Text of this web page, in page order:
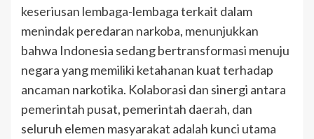
keseriusan lembaga-lembaga terkait dalam
menindak peredaran narkoba, menunjukkan
bahwa Indonesia sedang bertransformasi menuju
negara yang memiliki ketahanan kuat terhadap
ancaman narkotika. Kolaborasi dan sinergi antara
pemerintah pusat, pemerintah daerah, dan
seluruh elemen masyarakat adalah kunci utama